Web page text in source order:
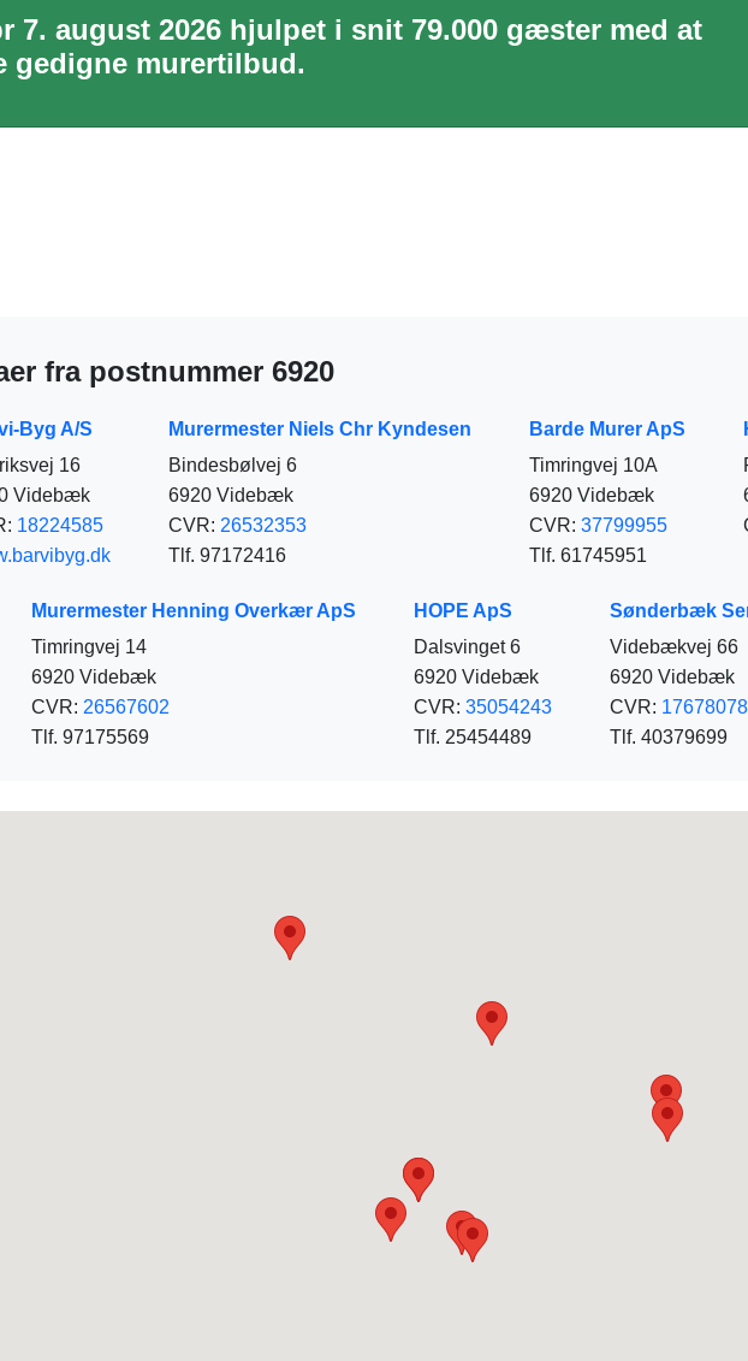
7. august 2026 hjulpet i snit 79.000 gæster med at
gedigne murertilbud.
fra postnummer 6920
Byg A/S
16
Videbæk
18224585
Murermester Niels Chr Kyndesen
Bindesbølvej 6
6920 Videbæk
CVR: 26532353
Tlf. 97172416
Barde Murer ApS
Timringvej 10A
6920 Videbæk
CVR: 37799955
Tlf. 61745951
Murermester Henning Overkær ApS
Timringvej 14
6920 Videbæk
CVR: 26567602
Tlf. 97175569
HOPE ApS
Dalsvinget 6
6920 Videbæk
CVR: 35054243
Tlf. 25454489
Sønderbæk
Videbækvej 66
6920 Videbæk
CVR: 17678078
Tlf. 40379699